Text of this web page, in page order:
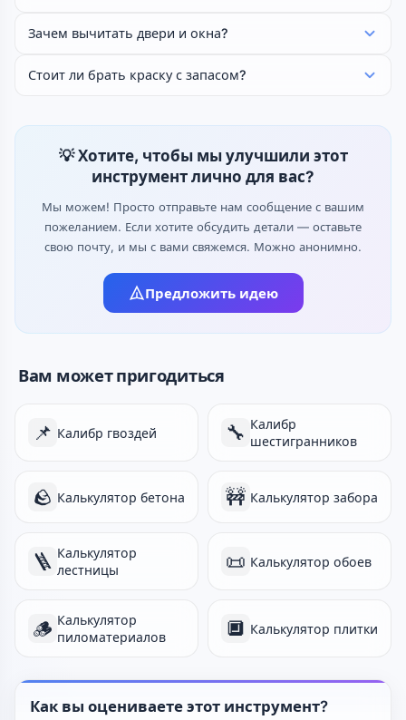
Зачем вычитать двери и окна?
Стоит ли брать краску с запасом?
💡 Хотите, чтобы мы улучшили этот
инструмент лично для вас?
Мы можем! Просто отправьте нам сообщение с вашим
пожеланием. Если хотите обсудить детали — оставьте
свою почту, и мы с вами свяжемся. Можно анонимно.
Предложить идею
Вам может пригодиться
📌 Калибр гвоздей 🔧 Калибр
шестигранников
🪨 Калькулятор бетона 🚧 Калькулятор забора
🪜 Калькулятор
лестницы
📜 Калькулятор обоев
🪵 Калькулятор
пиломатериалов
🔲 Калькулятор плитки
Как вы оцениваете этот инструмент?